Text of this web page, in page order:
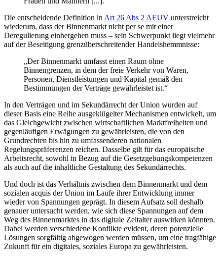
Die entscheidende Definition in Art 26 Abs 2 AEUV unterstreicht
wiederum, dass der Binnenmarkt nicht per se mit einer
Deregulierung einhergehen muss – sein Schwerpunkt liegt vielmehr
auf der Beseitigung grenzüberschreitenderHandelshemmnisse:
„Der Binnenmarkt umfasst einen Raum ohne
Binnengrenzen, in dem der freie Verkehr von Waren,
Personen, Dienstleistungen und Kapital gemäß den
Bestimmungen der Verträge gewährleistet ist.“
In den Verträgen und im Sekundärrecht der Union wurden auf
dieser Basis eine Reihe ausgeklügelter Mechanismen entwickelt, um
das Gleichgewicht zwischen wirtschaftlichen Marktfreiheiten und
gegenläufigen Erwägungen zu gewährleisten, die von den
Grundrechten bis hin zu umfassenderen nationalen
Regelungspräferenzen reichen. Dasselbe gilt für das europäische
Arbeitsrecht, sowohl in Bezug auf die Gesetzgebungskompetenzen
als auch auf die inhaltliche Gestaltung des Sekundärrechts.
Und doch ist das Verhältnis zwischen dem Binnenmarkt und dem
sozialen acquis der Union im Laufe ihrer Entwicklung immer
wieder von Spannungen geprägt. In diesem Aufsatz soll deshalb
genauer untersucht werden, wie sich diese Spannungen auf dem
Weg des Binnenmarktes in das digitale Zeitalter auswirken könnten.
Dabei werden verschiedene Konflikte evident, deren potenzielle
Lösungen sorgfältig abgewogen werden müssen, um eine tragfähige
Zukunft für ein digitales, soziales Europa zu gewährleisten.